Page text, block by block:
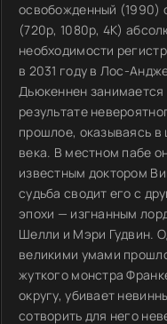
освобожденный (1990)
(720p, 1080p, 4K)
необходимости
в 2031 году в Лос-
Дьюкеннен
результате
прошлое, оказываясь в
века. В местном пабе
известным доктором
судьба сводит его с
эпохи — изгнанным
Шелли и Мэри Гудвин.
великими умами
жуткого монстра
округу, убивает
сотворить для него